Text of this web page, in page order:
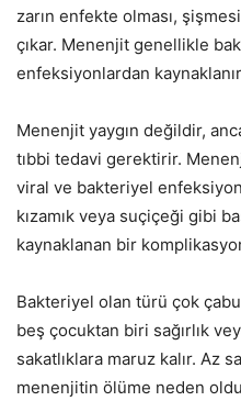
zarın enfekte olması,
çıkar. Menenjit genellikle
enfeksiyonlardan
Menenjit yaygın değildir,
tıbbi tedavi gerektirir.
viral ve bakteriyel
kızamık veya suçiçeği gibi
kaynaklanan bir
Bakteriyel olan türü çok
beş çocuktan biri sağırlık
sakatlıklara maruz kalır. Az
menenjitin ölüme neden